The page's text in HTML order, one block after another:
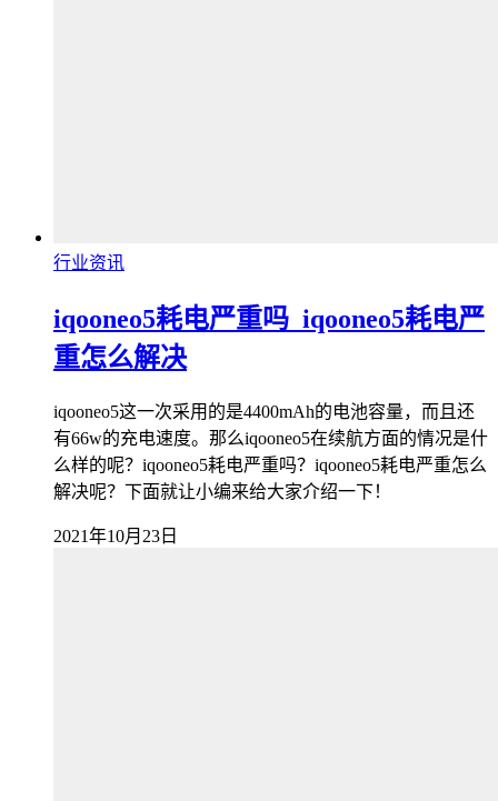
行业资讯
iqooneo5耗电严重吗_iqooneo5耗电严
重怎么解决
iqooneo5这一次采用的是4400mAh的电池容量，而且还
有66w的充电速度。那么iqooneo5在续航方面的情况是什
么样的呢？iqooneo5耗电严重吗？iqooneo5耗电严重怎么
解决呢？下面就让小编来给大家介绍一下！
2021年10月23日